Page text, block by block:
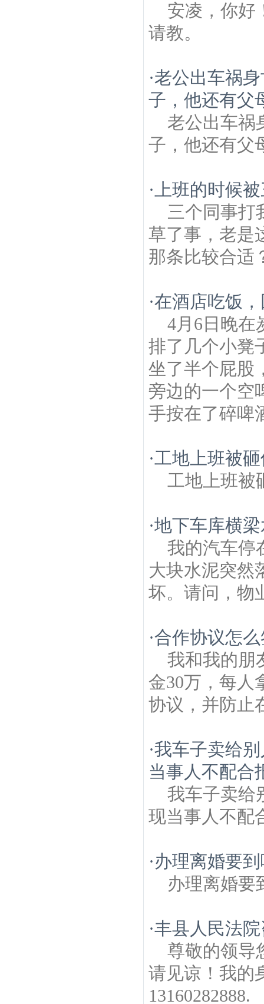
安凌，你好
请教。
·老公出车祸
子，他还有父
老公出车祸
子，他还有父
· 上班的时候
三个同事打
草了事，老是
那条比较合适
·在酒店吃饭
4月6日晚在
排了几个小凳
坐了半个屁股
旁边的一个空
手按在了碎啤
·工地上班被
工地上班被
·地下车库横
我的汽车停
大块水泥突然
坏。请问，物
·合作协议怎
我和我的朋
金30万，每人
协议，并防止
·我车子卖给
当事人不配合
我车子卖给
现当事人不配
·办理离婚要
办理离婚要
·丰县人民法
尊敬的领
请见谅！我的